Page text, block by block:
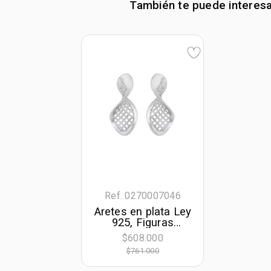
También te puede
Ref. 0270007046
Aretes en plata Ley
925, Figuras
geométricas, de la
coleccion Sueños
$608.000
$761.000